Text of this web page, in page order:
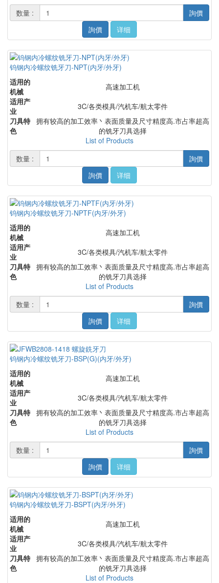
数量 :
詢價
詢價
详细
钨钢内冷螺纹铣牙刀-NPT(内牙/外牙)
适用的
机械
高速加工机
适用产
业
3C/各类模具/汽机车/航太零件
刀具特
色
拥有较高的加工效率丶表面质量及尺寸精度高.市占率超高
的铣牙刀具选择
List of Products
数量 :
詢價
詢價
详细
钨钢内冷螺纹铣牙刀-NPTF(内牙/外牙)
适用的
机械
高速加工机
适用产
业
3C/各类模具/汽机车/航太零件
刀具特
色
拥有较高的加工效率丶表面质量及尺寸精度高.市占率超高
的铣牙刀具选择
List of Products
数量 :
詢價
詢價
详细
钨钢内冷螺纹铣牙刀-BSP(G)(内牙/外牙)
适用的
机械
高速加工机
适用产
业
3C/各类模具/汽机车/航太零件
刀具特
色
拥有较高的加工效率丶表面质量及尺寸精度高.市占率超高
的铣牙刀具选择
List of Products
数量 :
詢價
詢價
详细
钨钢内冷螺纹铣牙刀-BSPT(内牙/外牙)
适用的
机械
高速加工机
适用产
业
3C/各类模具/汽机车/航太零件
刀具特
色
拥有较高的加工效率丶表面质量及尺寸精度高.市占率超高
的铣牙刀具选择
List of Products